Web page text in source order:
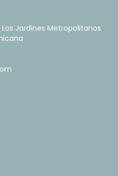
Los Jardines Metropolitanos